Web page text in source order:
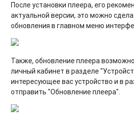
После установки плеера, его
актуальной версии, это можно
обновления в главном меню
Также, обновление плеера
личный кабинет в разделе
интересующее вас устройство и в
отправить "Обновление плеера".